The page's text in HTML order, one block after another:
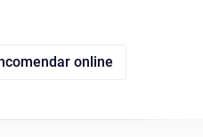
online